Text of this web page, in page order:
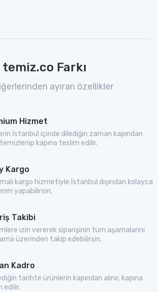
temiz.co Farkı
ayıran özellikler
Hizmet
İstanbul içinde dilediğin zaman kapından
temizlenip kapına teslim edilir.
Kargo
kargo hizmetiyle İstanbul dışından kolayca
yapabilirsin.
Takibi
izin vererek siparişinin tüm aşamalarını
üzerinden takip edebilirsin.
Kadro
tarihte ürünlerin kapından alınır, kapına
edilir.